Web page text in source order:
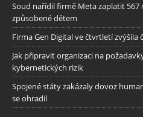
Soud nařídil firmě Meta zaplatit 567
způsobené dětem
Firma Gen Digital ve čtvrtletí zvýšila
Jak připravit organizaci na
kybernetických rizik
Spojené státy zakázaly dovoz
se ohradil